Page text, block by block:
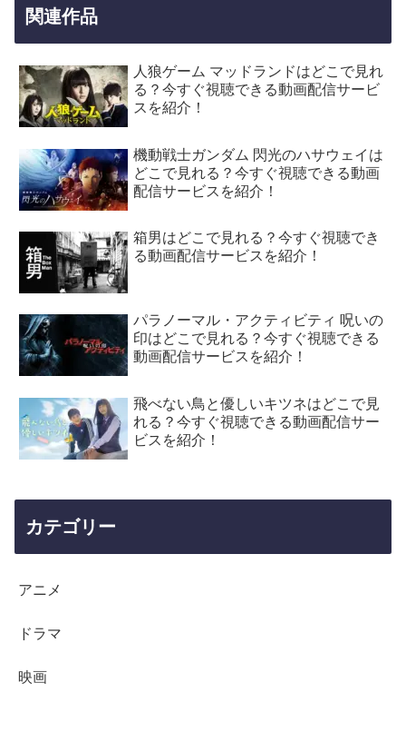
関連作品
人狼ゲーム マッドランドはどこで見れ
る？今すぐ視聴できる動画配信サービ
スを紹介！
機動戦士ガンダム 閃光のハサウェイは
どこで見れる？今すぐ視聴できる動画
配信サービスを紹介！
箱男はどこで見れる？今すぐ視聴でき
る動画配信サービスを紹介！
パラノーマル・アクティビティ 呪いの
印はどこで見れる？今すぐ視聴できる
動画配信サービスを紹介！
飛べない鳥と優しいキツネはどこで見
れる？今すぐ視聴できる動画配信サー
ビスを紹介！
カテゴリー
アニメ
ドラマ
映画